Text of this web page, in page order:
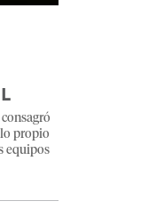
propio
equipos